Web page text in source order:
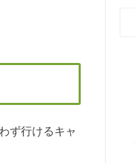
ず行けるキャ